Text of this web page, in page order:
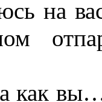
на
как